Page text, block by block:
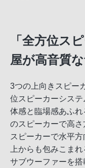
「全方位ス
屋が高音質
3つの上向きスピー
位スピーカーシス
体感と臨場感あふ
のスピーカーで高
スピーカーで水平
上からも包みこま
サブウーファーを